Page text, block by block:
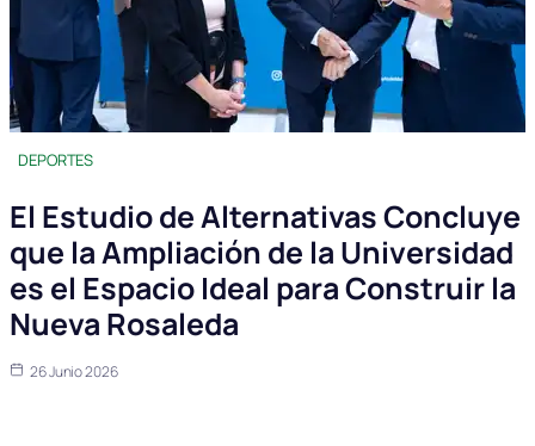
DEPORTES
El Estudio de Alternativas Concluye
que la Ampliación de la Universidad
es el Espacio Ideal para Construir la
Nueva Rosaleda
26 Junio 2026